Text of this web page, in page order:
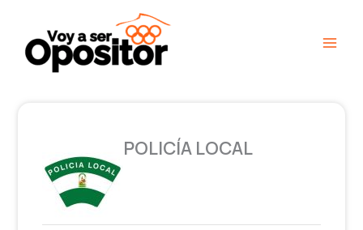
contenido
POLICÍA LOCAL